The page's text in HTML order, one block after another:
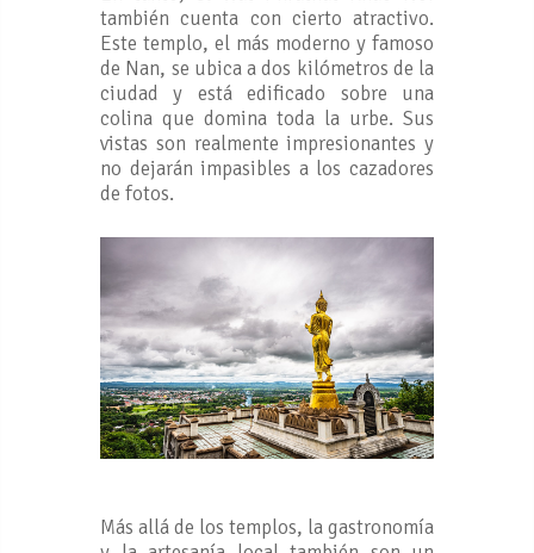
también cuenta con cierto atractivo.
Este templo, el más moderno y famoso
de Nan, se ubica a dos kilómetros de la
ciudad y está edificado sobre una
colina que domina toda la urbe. Sus
vistas son realmente impresionantes y
no dejarán impasibles a los cazadores
de fotos.
Más allá de los templos, la gastronomía